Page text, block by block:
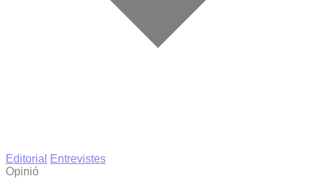
Editorial
Entrevistes
Opinió